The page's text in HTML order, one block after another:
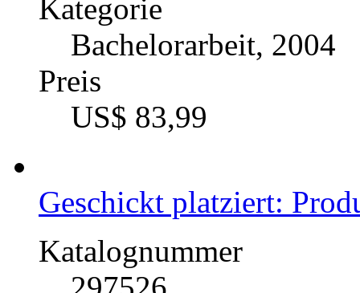
Katalognummer
223699
Autor
Thomas Runte
BWL - Offline-
Kategorie
Diplomarbeit, 2004